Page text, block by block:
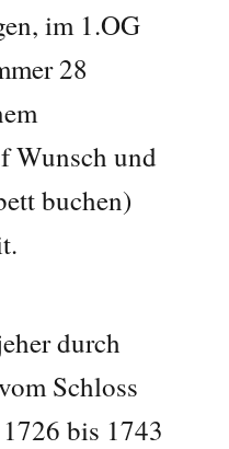
im 1.OG
28
Wunsch und
buchen)
durch
Schloss
bis 1743